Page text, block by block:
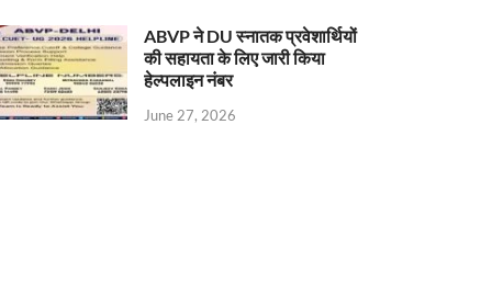
ABVP ने DU स्नातक प्रवेशार्थियों
की सहायता के लिए जारी किया
हेल्पलाइन नंबर
June 27, 2026